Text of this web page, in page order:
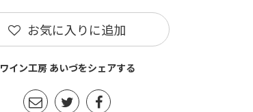
お気に入りに追加
ワイン工房 あいづをシェアする